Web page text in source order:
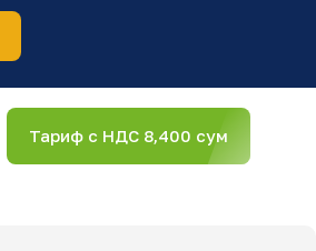
Тариф с НДС 8,400 сум